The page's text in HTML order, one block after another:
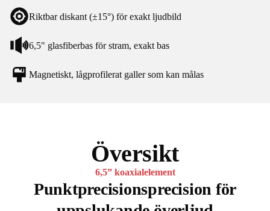
Riktbar diskant (±15°) för exakt ljudbild
6,5" glasfiberbas för stram, exakt bas
Magnetiskt, lågprofilerat galler som kan målas
Översikt
6,5” koaxialelement
Punktprecisionsprecision för